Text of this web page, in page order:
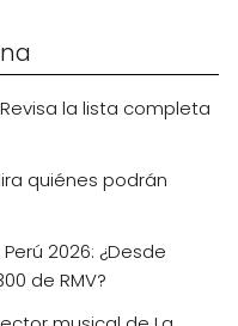
la lista completa
quiénes podrán
2026: ¿Desde
de RMV?